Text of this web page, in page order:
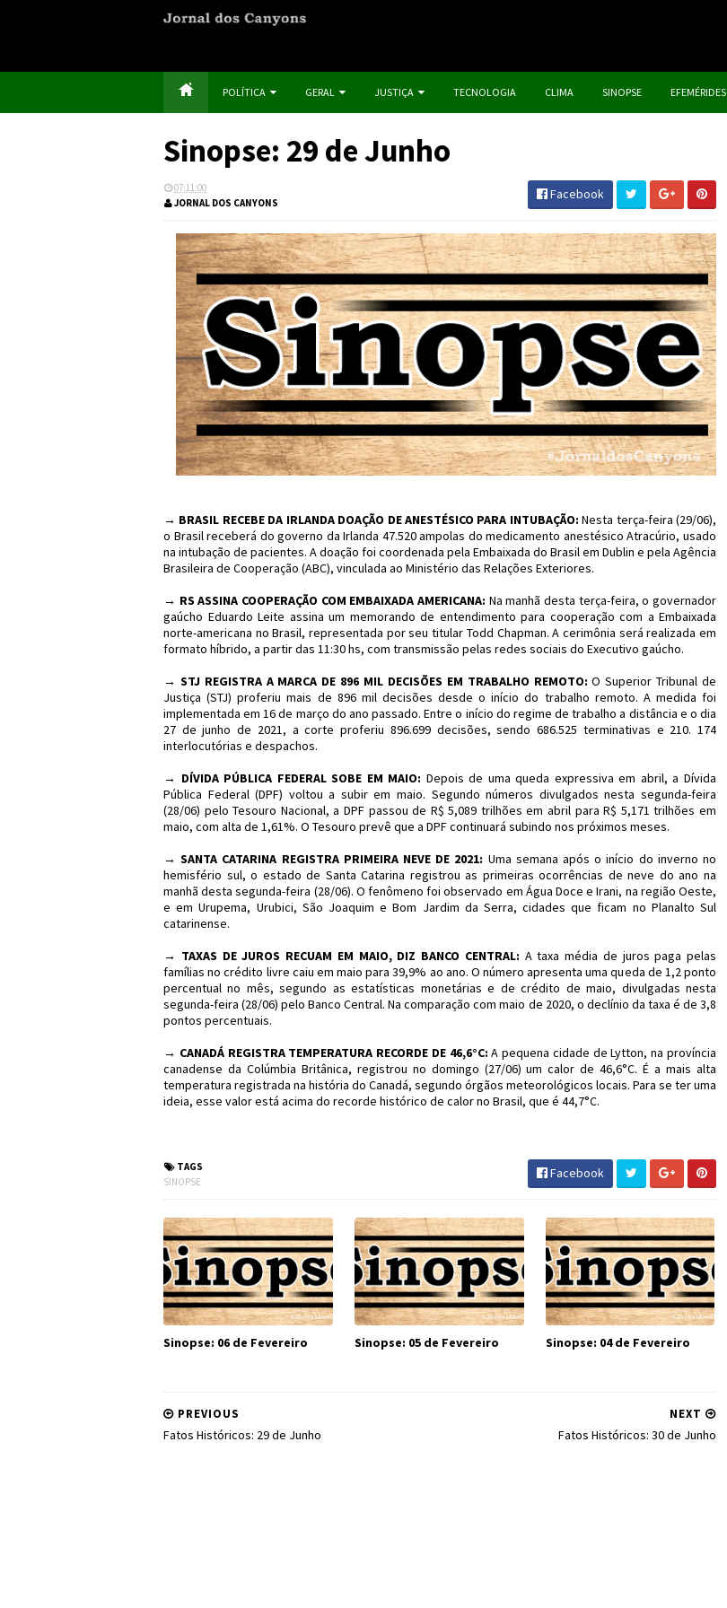
POLÍTICA GERAL JUSTIÇA TECNOLOGIA CLIMA SINOPSE EFEMÉRIDES
Sinopse: 29 de Junho
07:11:00
JORNAL DOS CANYONS
Facebook
→ BRASIL RECEBE DA IRLANDA DOAÇÃO DE ANESTÉSICO PARA INTUBAÇÃO: Nesta terça-feira (29/06),
o Brasil receberá do governo da Irlanda 47.520 ampolas do medicamento anestésico Atracúrio, usado
na intubação de pacientes. A doação foi coordenada pela Embaixada do Brasil em Dublin e pela Agência
Brasileira de Cooperação (ABC), vinculada ao Ministério das Relações Exteriores.
→ RS ASSINA COOPERAÇÃO COM EMBAIXADA AMERICANA: Na manhã desta terça-feira, o governador
gaúcho Eduardo Leite assina um memorando de entendimento para cooperação com a Embaixada
norte-americana no Brasil, representada por seu titular Todd Chapman. A cerimônia será realizada em
formato híbrido, a partir das 11:30 hs, com transmissão pelas redes sociais do Executivo gaúcho.
→ STJ REGISTRA A MARCA DE 896 MIL DECISÕES EM TRABALHO REMOTO: O Superior Tribunal de
Justiça (STJ) proferiu mais de 896 mil decisões desde o início do trabalho remoto. A medida foi
implementada em 16 de março do ano passado. Entre o início do regime de trabalho a distância e o dia
27 de junho de 2021, a corte proferiu 896.699 decisões, sendo 686.525 terminativas e 210. 174
interlocutórias e despachos.
→ DÍVIDA PÚBLICA FEDERAL SOBE EM MAIO: Depois de uma queda expressiva em abril, a Dívida
Pública Federal (DPF) voltou a subir em maio. Segundo números divulgados nesta segunda-feira
(28/06) pelo Tesouro Nacional, a DPF passou de R$ 5,089 trilhões em abril para R$ 5,171 trilhões em
maio, com alta de 1,61%. O Tesouro prevê que a DPF continuará subindo nos próximos meses.
→SANTA CATARINA REGISTRA PRIMEIRA NEVE DE 2021: Uma semana após o início do inverno no
hemisfério sul, o estado de Santa Catarina registrou as primeiras ocorrências de neve do ano na
manhã desta segunda-feira (28/06). O fenômeno foi observado em Água Doce e Irani, na região Oeste,
e em Urupema, Urubici, São Joaquim e Bom Jardim da Serra, cidades que ficam no Planalto Sul
catarinense.
→ TAXAS DE JUROS RECUAM EM MAIO, DIZ BANCO CENTRAL: A taxa média de juros paga pelas
famílias no crédito livre caiu em maio para 39,9% ao ano. O número apresenta uma queda de 1,2 ponto
percentual no mês, segundo as estatísticas monetárias e de crédito de maio, divulgadas nesta
segunda-feira (28/06) pelo Banco Central. Na comparação com maio de 2020, o declínio da taxa é de 3,8
pontos percentuais.
→ CANADÁ REGISTRA TEMPERATURA RECORDE DE 46,6°C: A pequena cidade de Lytton, na província
canadense da Colúmbia Britânica, registrou no domingo (27/06) um calor de 46,6°C. É a mais alta
temperatura registrada na história do Canadá, segundo órgãos meteorológicos locais. Para se ter uma
ideia, esse valor está acima do recorde histórico de calor no Brasil, que é 44,7°C.
TAGS
SINOPSE
Facebook
Sinopse: 06 de Fevereiro Sinopse: 05 de Fevereiro Sinopse: 04 de Fevereiro
NEXT
Fatos Históricos: 30 de Junho
PREVIOUS
Fatos Históricos: 29 de Junho